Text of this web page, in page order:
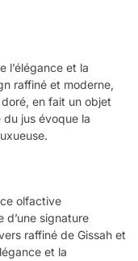
l’élégance et la
raffiné et moderne,
en fait un objet
jus évoque la
olfactive
d’une signature
raffiné de Gissah et
et la